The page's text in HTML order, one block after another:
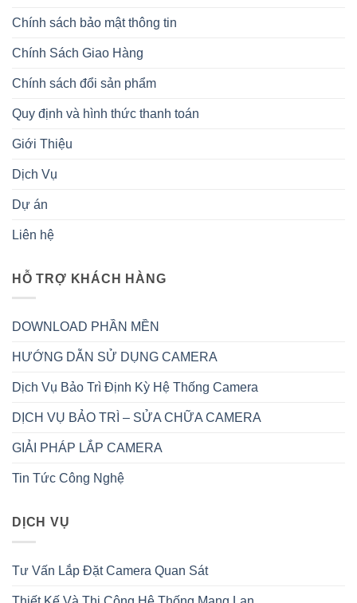
Chính sách bảo mật thông tin
Chính Sách Giao Hàng
Chính sách đổi sản phẩm
Quy định và hình thức thanh toán
Giới Thiệu
Dịch Vụ
Dự án
Liên hệ
HỖ TRỢ KHÁCH HÀNG
DOWNLOAD PHẦN MỀN
HƯỚNG DẪN SỬ DỤNG CAMERA
Dịch Vụ Bảo Trì Định Kỳ Hệ Thống Camera
DỊCH VỤ BẢO TRÌ – SỬA CHỮA CAMERA
GIẢI PHÁP LẮP CAMERA
Tin Tức Công Nghệ
DỊCH VỤ
Tư Vấn Lắp Đặt Camera Quan Sát